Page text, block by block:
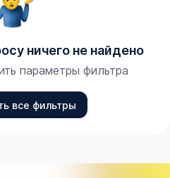
ничего не найдено
параметры фильтра
все фильтры